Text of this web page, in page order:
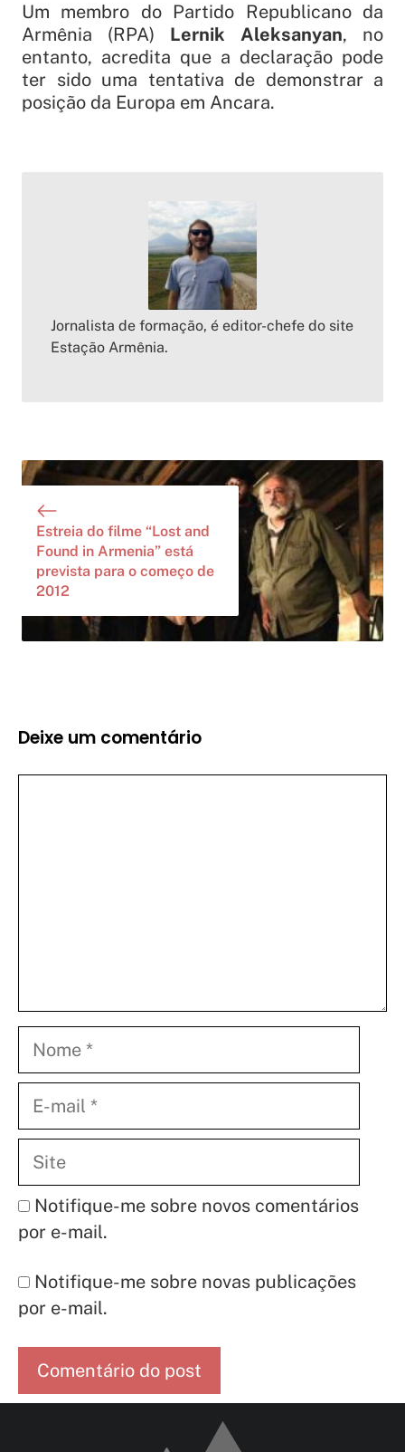
Um membro do Partido Republicano da
Armênia (RPA) Lernik Aleksanyan, no
entanto, acredita que a declaração pode
ter sido uma tentativa de demonstrar a
posição da Europa em Ancara.
Jornalista de formação, é editor-chefe do site
Estação Armênia.
Estreia do filme “Lost and
Found in Armenia” está
prevista para o começo de
2012
Deixe um comentário
mail
Notifique-me sobre novos comentários
por e-mail.
Notifique-me sobre novas publicações
por e-mail.